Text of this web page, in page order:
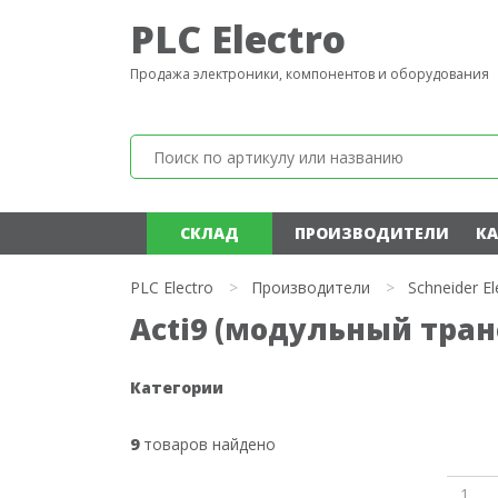
PLC Electro
Продажа электроники, компонентов и оборудования
СКЛАД ПРОИЗВОДИТЕЛИ
PLC Electro > Производители > Schneider
Acti9 (модульный
Категории
9товаров найдено